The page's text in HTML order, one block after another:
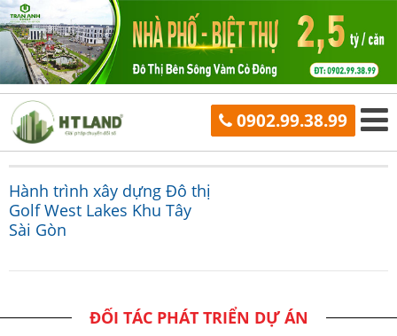
0902.99.38.99
Hành trình xây dựng Đô thị
Golf West Lakes Khu Tây
Sài Gòn
ĐỐI TÁC PHÁT TRIỂN DỰ ÁN